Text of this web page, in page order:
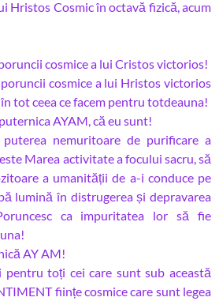
Hristos Cosmic în octavă fizică, acum
cosmice a lui Cristos victorios!
cosmice a lui Hristos victorios
tot ceea ce facem pentru totdeauna!
AYAM, că eu sunt!
nemuritoare de purificare a
Marea activitate a focului sacru, să
a umanității de a-i conduce pe
lumină în distrugerea și depravarea
ca impuritatea lor să fie
AY AM!
toți cei care sunt sub această
ființe cosmice care sunt legea